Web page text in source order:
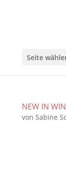
Seite
NEW IN
von Sabine